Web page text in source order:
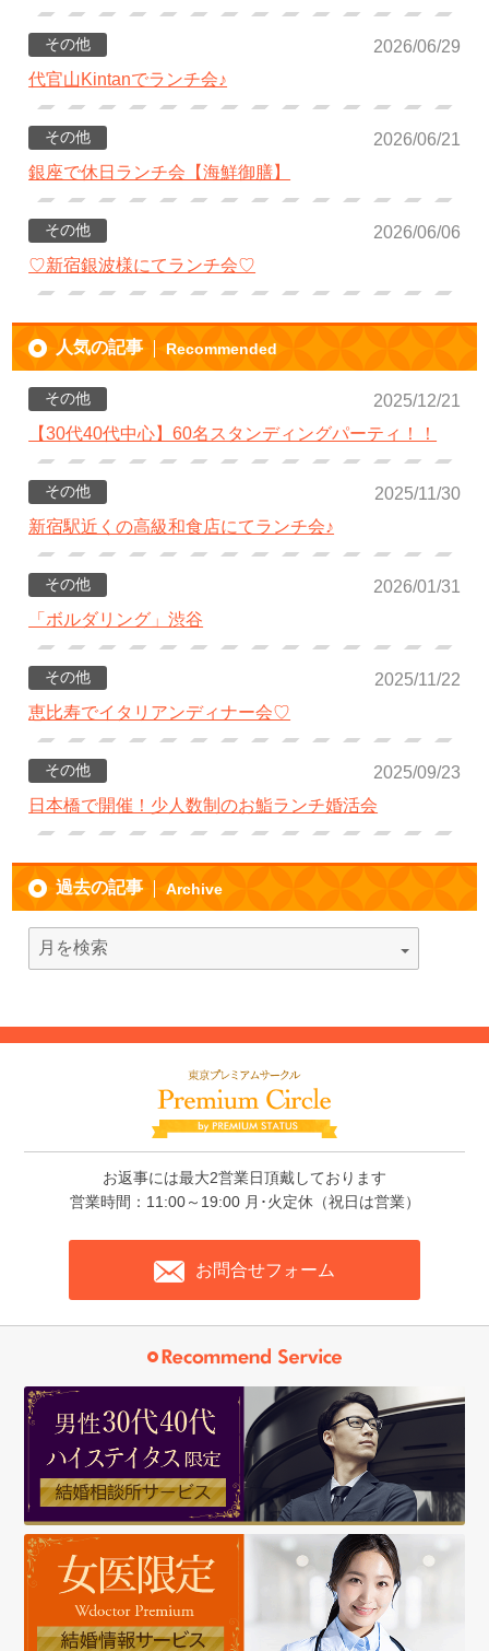
その他
2026/06/29
代官山Kintanでランチ会♪
その他
2026/06/21
銀座で休日ランチ会【海鮮御膳】
その他
2026/06/06
♡新宿銀波様にてランチ会♡
人気の記事 Recommended
その他
2025/12/21
【30代40代中心】60名スタンディングパーティ！！
その他
2025/11/30
新宿駅近くの高級和食店にてランチ会♪
その他
2026/01/31
「ボルダリング」渋谷
その他
2025/11/22
恵比寿でイタリアンディナー会♡
その他
2025/09/23
日本橋で開催！少人数制のお鮨ランチ婚活会
過去の記事 Archive
お返事には最大2営業日頂戴しております
営業時間：11:00～19:00 月･火定休（祝日は営業）
お問合せフォーム